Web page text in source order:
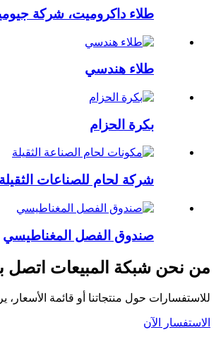
طلاء داكروميت، شركة
طلاء هندسي
بكرة الحزام
شركة لحام للصناعات
صندوق الفصل المغناطيسي
من نحن شبكة المبيعات اتصل
للاستفسارات حول منتجاتنا أو قائمة الأسعار،
الاستفسار الآن